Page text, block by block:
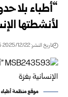
“أطباء بلا
لأنشطتها
تاريخ النشر: 2025/12/22 2:05 مساءً
موقع منظمة أطباء